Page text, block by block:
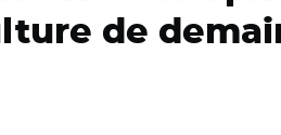
de